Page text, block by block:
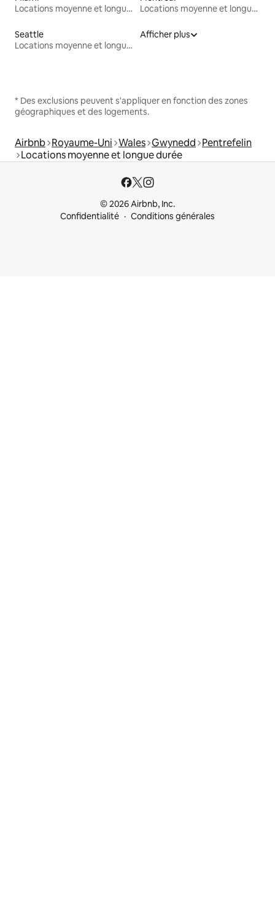
Locations moyenne et longue durée
Locations moyenne et longue durée
Seattle
Locations moyenne et longue durée
Afficher plus
* Des exclusions peuvent s'appliquer en fonction des zones
géographiques et des logements.
Airbnb Royaume-Uni Wales Gwynedd Pentrefelin
Locations moyenne et longue durée
© 2026 Airbnb, Inc.
Confidentialité
Conditions générales